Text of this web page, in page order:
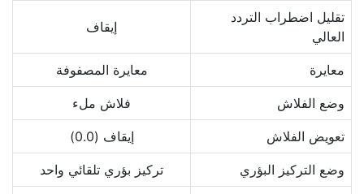
تقليل اضطراب التردد
العالي
إيقاف
معايرة معايرة المصفوفة
وضع الفلاش فلاش ملء
تعويض الفلاش إيقاف (0.0)
وضع التركيز البؤري تركيز بؤري تلقائي واحد